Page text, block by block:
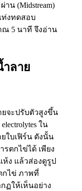
น (Midstream)
ท่งทดสอบ
ณ 5 นาที จึงอ่าน
ลาย
ยจะปรับตัวสูงขึ้น
ใน
ใบเฟิร์น ดังนั้น
รตกไข่ได้ เพียง
ง แล้วส่องดูรูป
กไข่ ภาพที่
ฏให้เห็นอย่าง